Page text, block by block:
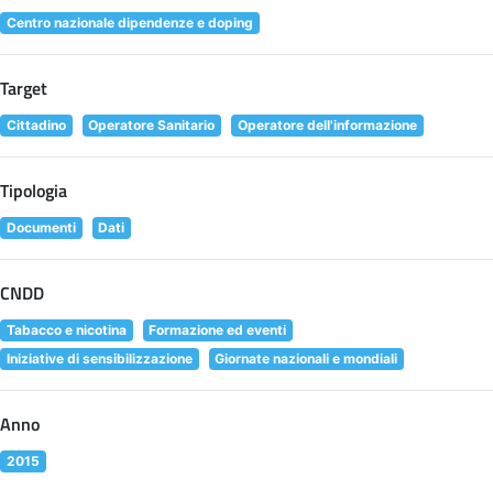
Centro nazionale dipendenze e doping
Target
Cittadino Operatore Sanitario Operatore dell'informazione
Tipologia
Documenti Dati
CNDD
Tabacco e nicotina
Formazione ed eventi
Iniziative di sensibilizzazione
Giornate nazionali e mondiali
Anno
2015